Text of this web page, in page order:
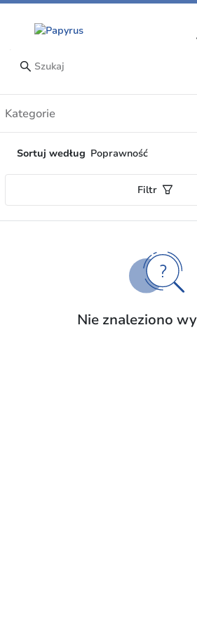
Artykuły
Kategorie
Sortuj według Poprawność
Filtr
Nie znaleziono